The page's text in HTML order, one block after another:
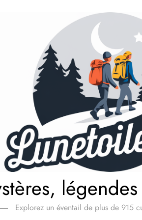
Explorez un éventail de plus de 915